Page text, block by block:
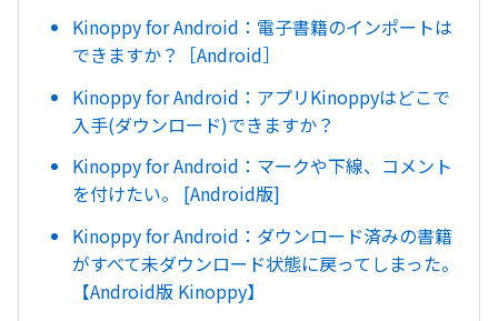
Kinoppy for Android：電子書籍のインポートは
できますか？［Android］
Kinoppy for Android：アプリKinoppyはどこで
入手(ダウンロード)できますか？
Kinoppy for Android：マークや下線、コメント
を付けたい。 [Android版]
Kinoppy for Android：ダウンロード済みの書籍
がすべて未ダウンロード状態に戻ってしまった。
【Android版 Kinoppy】